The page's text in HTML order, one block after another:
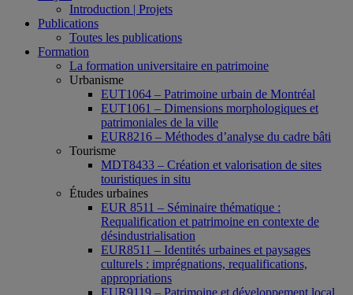
Introduction | Projets
Publications
Toutes les publications
Formation
La formation universitaire en patrimoine
Urbanisme
EUT1064 – Patrimoine urbain de Montréal
EUT1061 – Dimensions morphologiques et
patrimoniales de la ville
EUR8216 – Méthodes d’analyse du cadre bâti
Tourisme
MDT8433 – Création et valorisation de sites
touristiques in situ
Études urbaines
EUR 8511 – Séminaire thématique :
Requalification et patrimoine en contexte de
désindustrialisation
EUR8511 – Identités urbaines et paysages
culturels : imprégnations, requalifications,
appropriations
EUR9119 – Patrimoine et développement local